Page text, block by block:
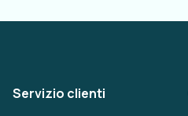
Servizio clienti